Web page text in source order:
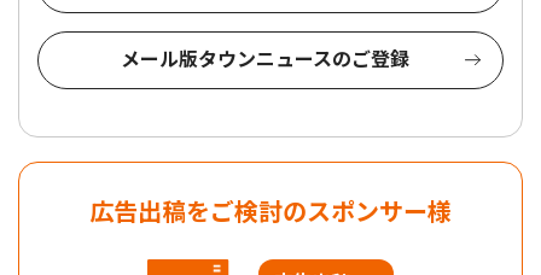
メール版タウンニュースのご登録
広告出稿をご検討のスポンサー様